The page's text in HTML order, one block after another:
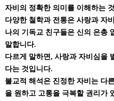
자비의 정확한 의미를 이해하는
다양한 철학과 전통은 사랑과 자
나의 기독교 친구들은 신의 은총
말합니다.
다르게 말하면, 사랑과 자비심을
다는 것입니다.
불교적 해석은 진정한 자비는 다
을 원하고 고통을 극복할 권리가